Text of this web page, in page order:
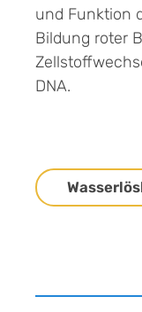
und Funktion
Bildung roter
DNA.